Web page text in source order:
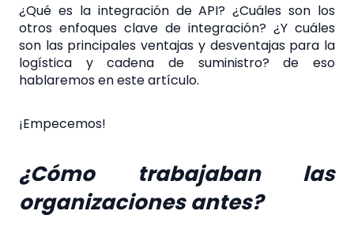
¿Qué es la integración de API? ¿Cuáles son los
otros enfoques clave de integración? ¿Y cuáles
son las principales ventajas y desventajas para la
logística y cadena de suministro? de eso
hablaremos en este artículo.
¡Empecemos!
¿Cómo trabajaban las
organizaciones antes?